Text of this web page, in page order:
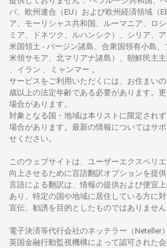
バ、 欧州連合 （EU） および欧州経済領域 （
ア、 モーリシャス共和国、ルーマニア、 ロ
ミア、ドネツク、ルハンシク）、シリア、
米国領土 - バージン諸島、合衆国領有小島、
米領サモア、 北マリアナ諸島）、 朝鮮民主
、イラン 、ミャンマー 。
サービスをご利用いただくには、お住まいの
歳以上の法定年齢である必要があります。
場合があります。
対象となる 国 ・ 地域は本 リストに限定さ れず
場合があります。 最新の情報についてはサ
せくださ い。
このウェブサイトは、 ユーザーエクスペリエ
向上さ せるために言語翻訳オプションを提供
言語による翻訳は、 情報の提供および便宜
あり、 特定の国や地域に居住している方に
宣伝、 勧誘を 目的としたものではありません
電子決済等代行会社のネッテラー （Neteller
英国金融行動監視機構によって認可さ れた会